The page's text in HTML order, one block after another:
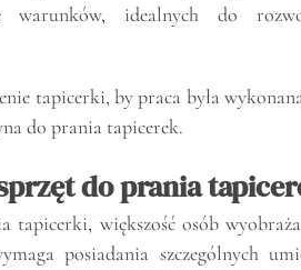
warunków, idealnych do
tapicerki, by praca była
do prania tapicerek.
do prania
tapicerki, większość osób
posiadania szczególnych